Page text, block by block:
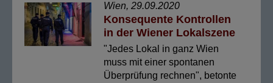
Wien, 29.09.2020
Konsequente Kontrollen
in der Wiener Lokalszene
"Jedes Lokal in ganz Wien
muss mit einer spontanen
Überprüfung rechnen", betonte